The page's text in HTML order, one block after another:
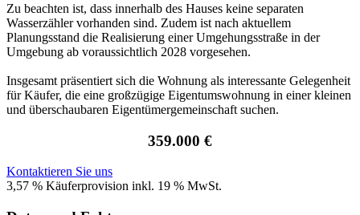
Zu beachten ist, dass innerhalb des Hauses keine separaten
Wasserzähler vorhanden sind. Zudem ist nach aktuellem
Planungsstand die Realisierung einer Umgehungsstraße in der
Umgebung ab voraussichtlich 2028 vorgesehen.
Insgesamt präsentiert sich die Wohnung als interessante Gelegenheit
für Käufer, die eine großzügige Eigentumswohnung in einer kleinen
und überschaubaren Eigentümergemeinschaft suchen.
359.000 €
Kontaktieren Sie uns
3,57 % Käuferprovision inkl. 19 % MwSt.